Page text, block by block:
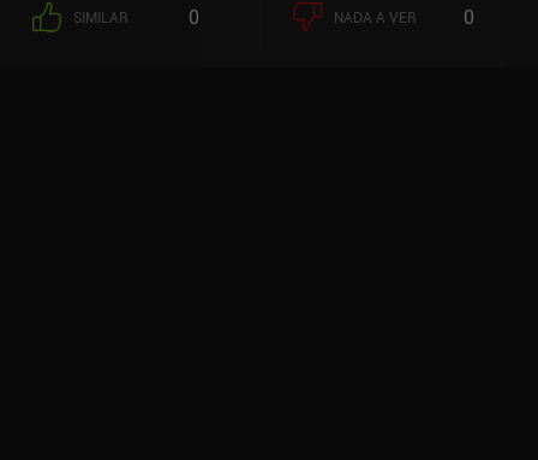
SIMILAR 0 NADA A VER 0